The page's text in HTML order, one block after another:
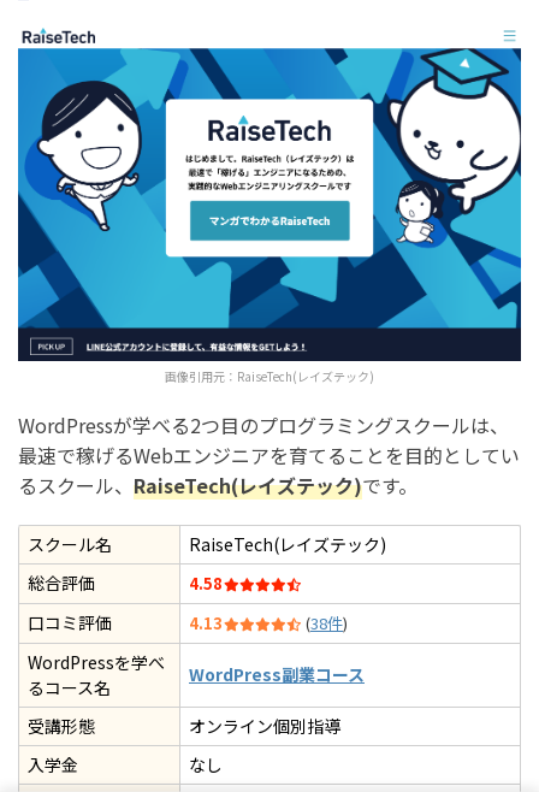
画像引用元： RaiseTech(レイズテック)
WordPressが学べる2つ目のプログラミングスクールは、
最速で稼げるWebエンジニアを育てることを目的としてい
るスクール、 RaiseTech(レイズテック)です。
スクール名
RaiseTech(レイズテック)
総合評価
4.58
口コミ評価 4.13 (38件)
WordPressを学べ
るコース名
WordPress副業コース
受講形態
オンライン個別指導
入学金
なし